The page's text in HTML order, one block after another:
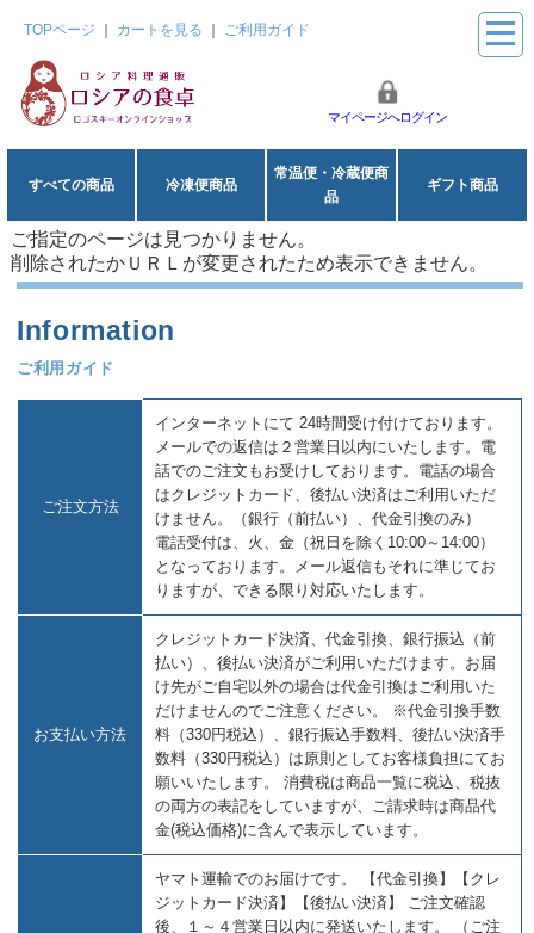
TOPページ カートを見る ご利用ガイド
マイページへログイン
すべての商品 冷凍便商品
常温便・冷蔵便商
品
ギフト商品
ご指定のページは見つかりません。
削除されたかＵＲＬが変更されたため表示できません。
ご利用ガイド
ご注文方法
インターネットにて 24時間受け付けております。
メールでの返信は２営業日以内にいたします。電
話でのご注文もお受けしております。電話の場合
はクレジットカード、後払い決済はご利用いただ
けません。（銀行（前払い）、代金引換のみ）
電話受付は、火、金（祝日を除く10:00～14:00）
となっております。メール返信もそれに準じてお
りますが、できる限り対応いたします。
お支払い方法
クレジットカード決済、代金引換、銀行振込（前
払い）、後払い決済がご利用いただけます。お届
け先がご自宅以外の場合は代金引換はご利用いた
だけませんのでご注意ください。 ※代金引換手数
料（330円税込）、銀行振込手数料、後払い決済手
数料（330円税込）は原則としてお客様負担にてお
願いいたします。 消費税は商品一覧に税込、税抜
の両方の表記をしていますが、ご請求時は商品代
金(税込価格)に含んで表示しています。
ヤマト運輸でのお届けです。 【代金引換】【クレ
ジットカード決済】【後払い決済】 ご注文確認
後、１～４営業日以内に発送いたします。 （ご注